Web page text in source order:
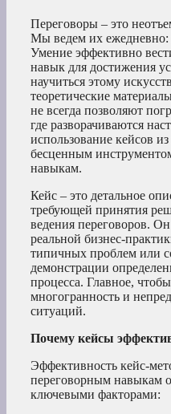
Переговоры – это
Мы ведем их ежедневно:
Умение эффективно
навык для достижения
научиться этому
теоретические
не всегда позволяют
где разворачиваются
использование кейсов
бесценным
навыкам.
Кейс – это детальное
требующей принятия
ведения переговоров.
реальной бизнес-
типичных проблем или
демонстрации
процесса. Главное,
многогранность и
ситуаций.
Почему кейсы
Эффективность кейс-
переговорным навыкам
ключевыми факторами: